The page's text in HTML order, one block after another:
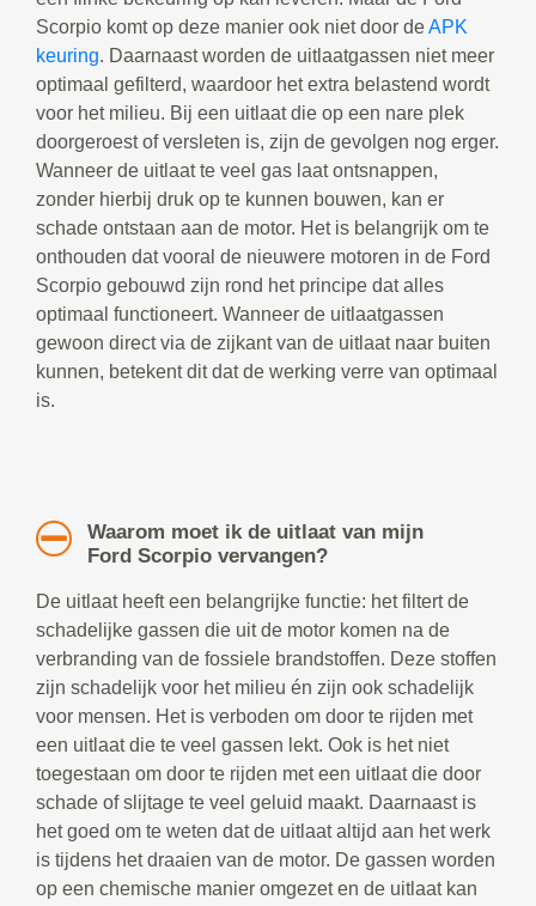
Scorpio komt op deze manier ook niet door deAPK
keuring. Daarnaast worden de uitlaatgassen niet meer
optimaal gefilterd, waardoor het extra belastend wordt
voor het milieu. Bij een uitlaat die op een nare plek
doorgeroest of versleten is, zijn de gevolgen nog erger.
Wanneer de uitlaat te veel gas laat ontsnappen,
zonder hierbij druk op te kunnen bouwen, kan er
schade ontstaan aan de motor. Het is belangrijk om te
onthouden dat vooral de nieuwere motoren in de Ford
Scorpio gebouwd zijn rond het principe dat alles
optimaal functioneert. Wanneer de uitlaatgassen
gewoon direct via de zijkant van de uitlaat naar buiten
kunnen, betekent dit dat de werking verre van optimaal
is.
Waarom moet ik de uitlaat van mijn
Ford Scorpio vervangen?
De uitlaat heeft een belangrijke functie: het filtert de
schadelijke gassen die uit de motor komen na de
verbranding van de fossiele brandstoffen. Deze stoffen
zijn schadelijk voor het milieu én zijn ook schadelijk
voor mensen. Het is verboden om door te rijden met
een uitlaat die te veel gassen lekt. Ook is het niet
toegestaan om door te rijden met een uitlaat die door
schade of slijtage te veel geluid maakt. Daarnaast is
het goed om te weten dat de uitlaat altijd aan het werk
is tijdens het draaien van de motor. De gassen worden
op een chemische manier omgezet en de uitlaat kan